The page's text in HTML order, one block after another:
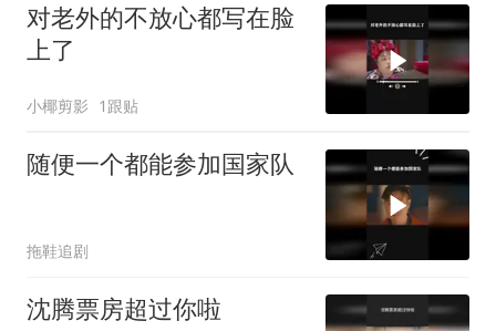
对老外的不放心都写在脸
上了
小椰剪影 1跟贴
随便一个都能参加国家队
拖鞋追剧
沈腾票房超过你啦